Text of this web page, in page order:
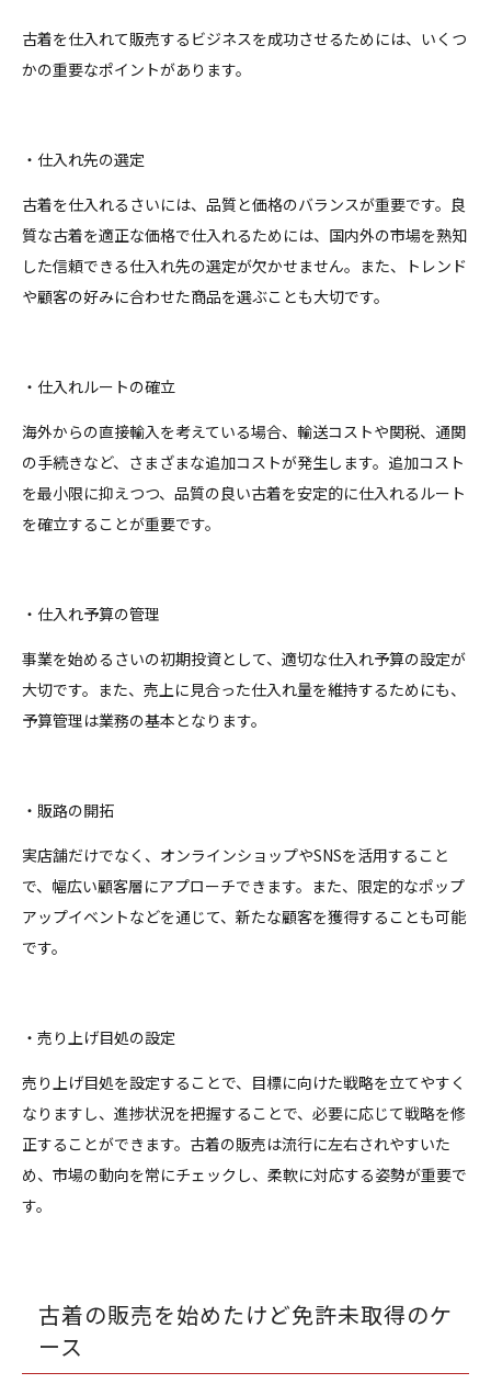
古着を仕入れて販売するビジネスを成功させるためには、いくつ
かの重要なポイントがあります。
・仕入れ先の選定
古着を仕入れるさいには、品質と価格のバランスが重要です。良
質な古着を適正な価格で仕入れるためには、国内外の市場を熟知
した信頼できる仕入れ先の選定が欠かせません。また、トレンド
や顧客の好みに合わせた商品を選ぶことも大切です。
・仕入れルートの確立
海外からの直接輸入を考えている場合、輸送コストや関税、通関
の手続きなど、さまざまな追加コストが発生します。追加コスト
を最小限に抑えつつ、品質の良い古着を安定的に仕入れるルート
を確立することが重要です。
・仕入れ予算の管理
事業を始めるさいの初期投資として、適切な仕入れ予算の設定が
大切です。また、売上に見合った仕入れ量を維持するためにも、
予算管理は業務の基本となります。
・販路の開拓
実店舗だけでなく、オンラインショップやSNSを活用すること
で、幅広い顧客層にアプローチできます。また、限定的なポップ
アップイベントなどを通じて、新たな顧客を獲得することも可能
です。
・売り上げ目処の設定
売り上げ目処を設定することで、目標に向けた戦略を立てやすく
なりますし、進捗状況を把握することで、必要に応じて戦略を修
正することができます。古着の販売は流行に左右されやすいた
め、市場の動向を常にチェックし、柔軟に対応する姿勢が重要で
す。
古着の販売を始めたけど免許未取得のケ
ース